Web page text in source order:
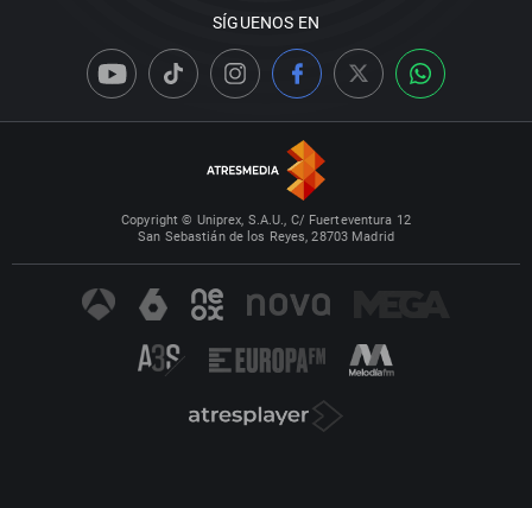
SÍGUENOS EN
Copyright © Uniprex, S.A.U., C/ Fuerteventura 12
San Sebastián de los Reyes, 28703 Madrid